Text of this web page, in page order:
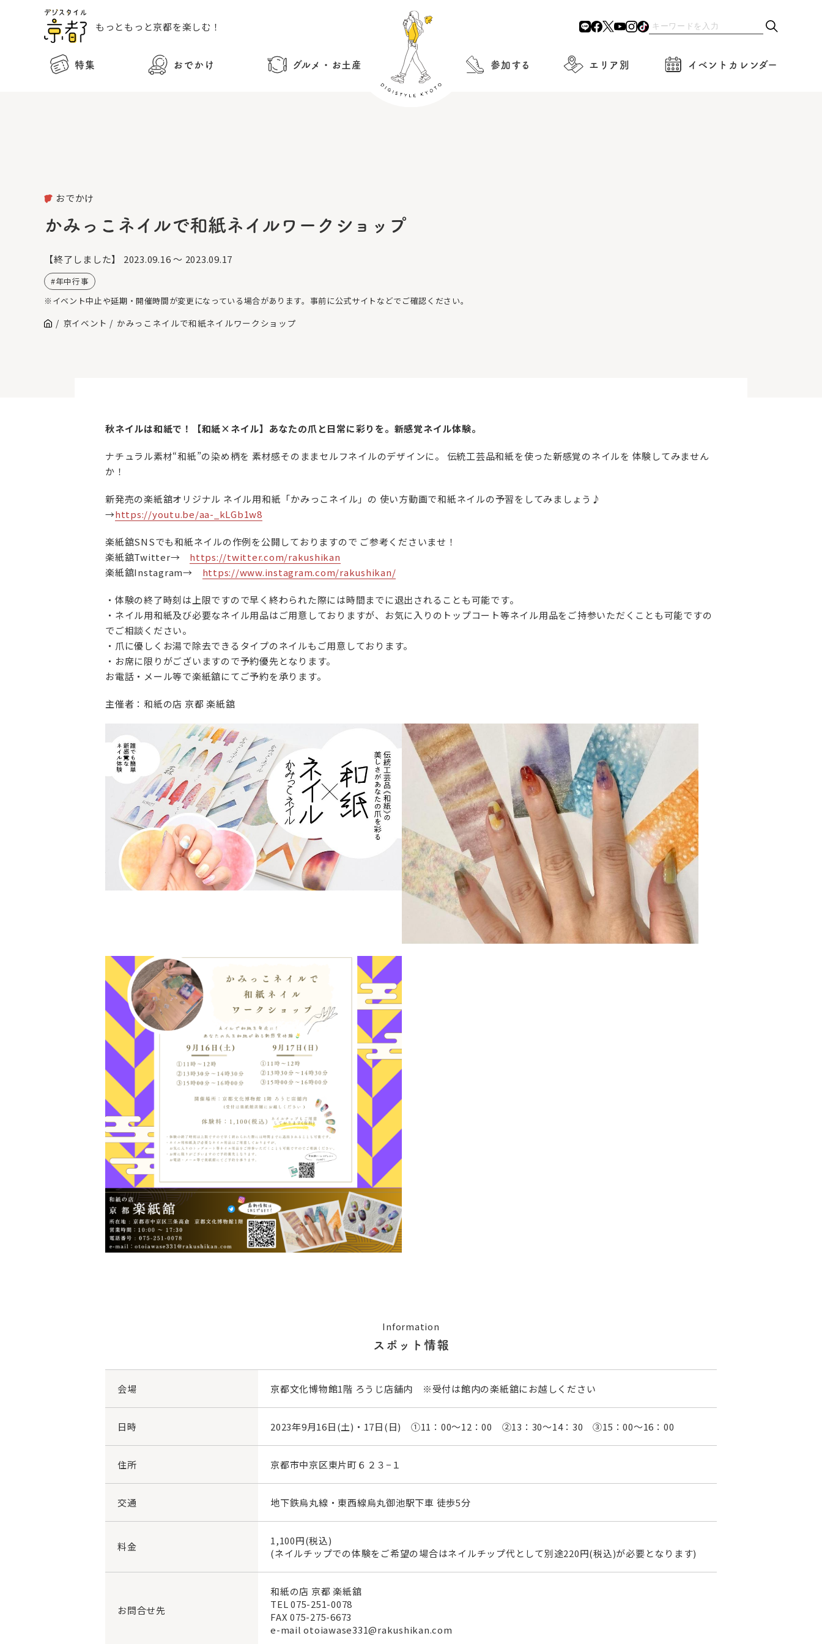
もっともっと京都を楽しむ！
特集 おでかけ グルメ・お土産 参加する エリア別 イベントカレンダー
おでかけ
かみっこネイルで和紙ネイルワークショップ
【終了しました】 2023.09.16 ～ 2023.09.17
年中行事
※イベント中止や延期・開催時間が変更になっている場合があります。事前に公式サイトなどでご確認ください。
京イベント かみっこネイルで和紙ネイルワークショップ
秋ネイルは和紙で！【和紙×ネイル】あなたの爪と日常に彩りを。新感覚ネイル体験。
ナチュラル素材“和紙”の染め柄を 素材感そのままセルフネイルのデザインに。 伝統工芸品和紙を使った新感覚のネイルを 体験してみません
か！
新発売の楽紙舘オリジナル ネイル用和紙「かみっこネイル」の 使い方動画で和紙ネイルの予習をしてみましょう♪
→https://youtu.be/aa-_kLGb1w8
楽紙舘SNSでも和紙ネイルの作例を公開しておりますので ご参考くださいませ！
楽紙舘Twitter→ https://twitter.com/rakushikan
楽紙舘Instagram→ https://www.instagram.com/rakushikan/
・体験の終了時刻は上限ですので早く終わられた際には時間までに退出されることも可能です。
・ネイル用和紙及び必要なネイル用品はご用意しておりますが、お気に入りのトップコート等ネイル用品をご持参いただくことも可能ですの
でご相談ください。
・爪に優しくお湯で除去できるタイプのネイルもご用意しております。
・お席に限りがございますので予約優先となります。
お電話・メール等で楽紙舘にてご予約を承ります。
主催者：和紙の店 京都 楽紙舘
Information
スポット情報
会場 京都文化博物館1階 ろうじ店舗内 ※受付は館内の楽紙舘にお越しください
日時 2023年9月16日(土)・17日(日) ①11：00～12：00 ②13：30～14：30 ③15：00～16：00
住所 京都市中京区東片町６２３−１
交通 地下鉄烏丸線・東西線烏丸御池駅下車 徒歩5分
料金
1,100円(税込)
(ネイルチップでの体験をご希望の場合はネイルチップ代として別途220円(税込)が必要となります)
お問合せ先
和紙の店 京都 楽紙舘
TEL075-251-0078
FAX 075-275-6673
e-mail otoiawase331@rakushikan.com